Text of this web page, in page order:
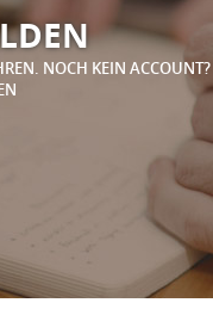
NOCH KEIN ACCOUNT?